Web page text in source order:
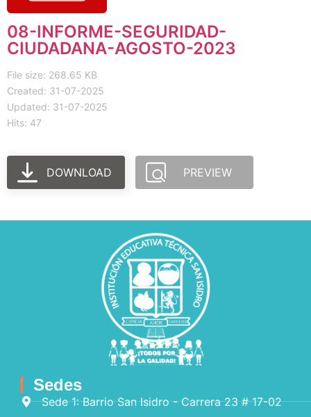
08-INFORME-SEGURIDAD-
CIUDADANA-AGOSTO-2023
File size: 268.65 KB
Created: 31-07-2025
Updated: 31-07-2025
Hits: 47
DOWNLOAD PREVIEW
Sedes
Sede 1: Barrio San Isidro - Carrera 23 # 17-02